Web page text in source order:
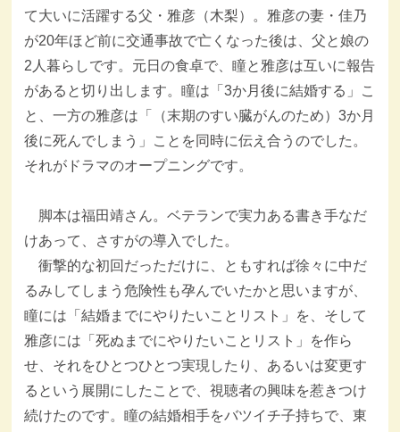
て大いに活躍する父・雅彦（木梨）。雅彦の妻・佳乃
が20年ほど前に交通事故で亡くなった後は、父と娘の
2人暮らしです。元日の食卓で、瞳と雅彦は互いに報告
があると切り出します。瞳は「3か月後に結婚する」こ
と、一方の雅彦は「（末期のすい臓がんのため）3か月
後に死んでしまう」ことを同時に伝え合うのでした。
それがドラマのオープニングです。
脚本は福田靖さん。ベテランで実力ある書き手なだ
けあって、さすがの導入でした。
衝撃的な初回だっただけに、ともすれば徐々に中だ
るみしてしまう危険性も孕んでいたかと思いますが、
瞳には「結婚までにやりたいことリスト」を、そして
雅彦には「死ぬまでにやりたいことリスト」を作ら
せ、それをひとつひとつ実現したり、あるいは変更す
るという展開にしたことで、視聴者の興味を惹きつけ
続けたのです。瞳の結婚相手をバツイチ子持ちで、東